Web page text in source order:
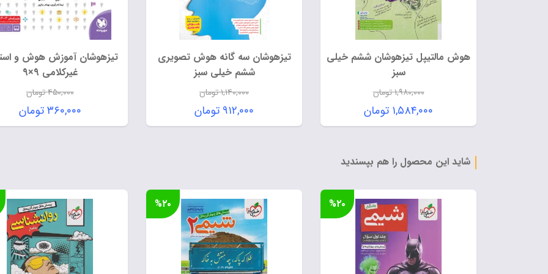
هوش مالتیپل تیزهوشان ششم خیلی
سبز
۱,۹۸۰,۰۰۰تومان
قیمت
اصلی:
بود.
۱,۵۸۴,۰۰۰ تومان
قیمت
۱,۵۸۴,۰۰۰ تومان.
تیزهوشان سه گانه هوش تصویری
ششم خیلی سبز
۱,۱۴۰,۰۰۰تومان
قیمت
اصلی:
۹۱۲,۰۰۰ تومان
قیمت
تیزهوشان آموزش هوش و
غیرکلامی 9×9
۴۵۰,۰۰۰تومان
قیمت
اصلی:
۳۶۰,۰۰۰تومان
قیمت
شاید این محصول را هم بپسندید
%۲۰ %۲۰